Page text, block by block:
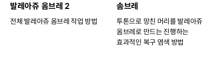
발레아쥬 옴브레 2
전체 발레아쥬 옴브레 작업 방법
솜브레
투톤으로 망친 머리를 발레아쥬
옴브레로 만드는 진행하는
효과적인 복구 염색 방법